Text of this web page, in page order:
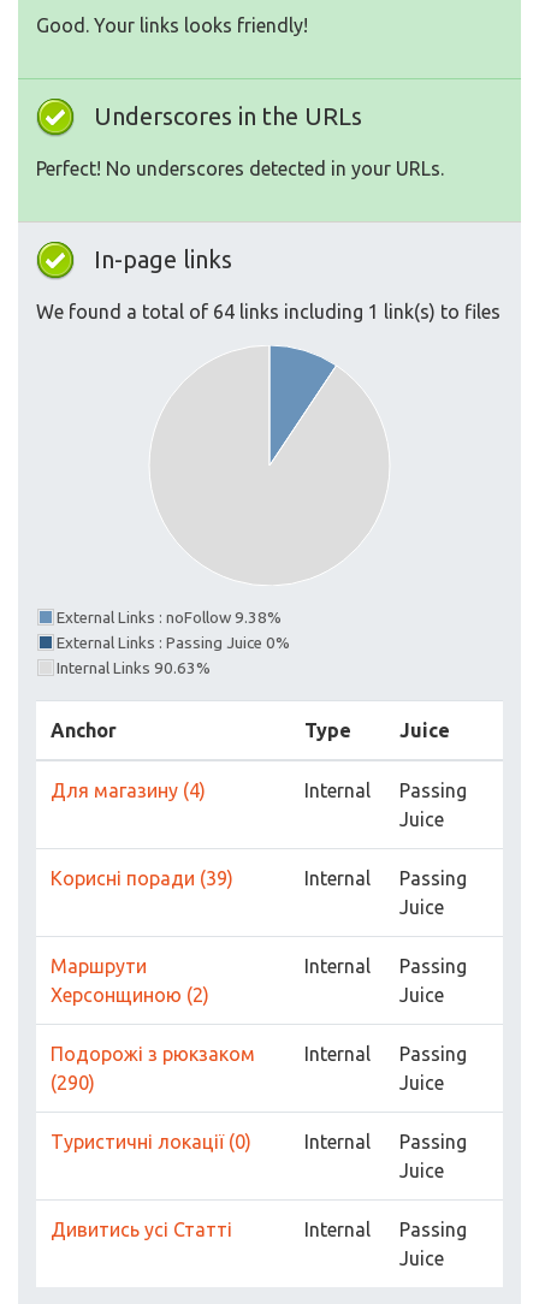
Good. Your links looks friendly!
Underscores in the URLs
Perfect! No underscores detected in your URLs.
In-page links
We found a total of 64 links including 1 link(s) to files
External Links : noFollow 9.38%
External Links : Passing Juice 0%
Internal Links 90.63%
Anchor Type Juice
Для магазину (4) Internal
Passing
Juice
Корисні поради (39) Internal
Passing
Juice
Маршрути
Херсонщиною (2)
Internal
Passing
Juice
Подорожі з рюкзаком
(290)
Internal
Passing
Juice
Туристичні локації (0) Internal
Passing
Juice
Дивитись усі Статті Internal
Passing
Juice